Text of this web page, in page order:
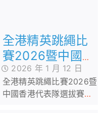
全港精英跳繩比
賽2026暨中國
香港代表隊選拔
賽
2026 年 1 月 12 日
全港精英跳繩比賽2026暨
中國香港代表隊選拔賽好